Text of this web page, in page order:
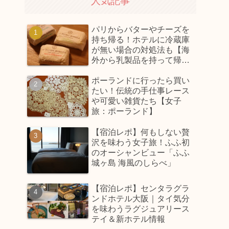
パリからバターやチーズを
持ち帰る！ホテルに冷蔵庫
が無い場合の対処法も【海
外から乳製品を持って帰っ
ポーランドに行ったら買い
たい！伝統の手仕事レース
や可愛い雑貨たち【女子
旅：ポーランド】
【宿泊レポ】何もしない贅
沢を味わう女子旅！ふふ初
のオーシャンビュー「ふふ
城ヶ島 海風のしらべ」
【宿泊レポ】センタラグラ
ンドホテル大阪｜タイ気分
を味わうラグジュアリース
テイ＆新ホテル情報